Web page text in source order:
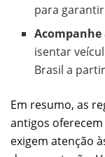
para
Acompanhe
isentar
Brasil a
Em resumo, as
antigos
exigem atenção